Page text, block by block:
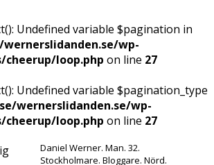
Undefined variable $pagination in
wp-
loop.php on line 27
Undefined variable $pagination_type
wernerslidanden.se/wp-
loop.php on line 27
Daniel Werner. Man. 32.
Stockholmare. Bloggare. Nörd.